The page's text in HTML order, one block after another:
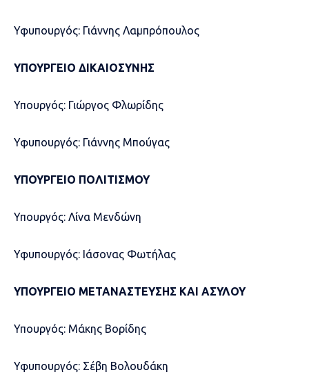
Υφυπουργός: Γιάννης Λαμπρόπουλος
ΥΠΟΥΡΓΕΙΟ ΔΙΚΑΙΟΣΥΝΗΣ
Υπουργός: Γιώργος Φλωρίδης
Υφυπουργός: Γιάννης Μπούγας
ΥΠΟΥΡΓΕΙΟ ΠΟΛΙΤΙΣΜΟΥ
Υπουργός: Λίνα Μενδώνη
Υφυπουργός: Ιάσονας Φωτήλας
ΥΠΟΥΡΓΕΙΟ ΜΕΤΑΝΑΣΤΕΥΣΗΣ ΚΑΙ ΑΣΥΛΟΥ
Υπουργός: Μάκης Βορίδης
Υφυπουργός: Σέβη Βολουδάκη